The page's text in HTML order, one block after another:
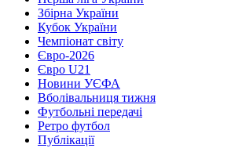
Збірна України
Кубок України
Чемпіонат світу
Євро-2026
Євро U21
Новини УЄФА
Вболівальниця тижня
Футбольні передачі
Ретро футбол
Публікації